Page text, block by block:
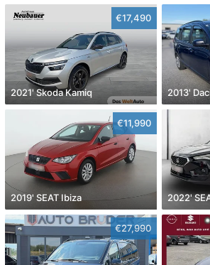
€17,490
2021' Skoda Kamiq 2013'
€11,990
2019' SEAT Ibiza 2022'
€27,990